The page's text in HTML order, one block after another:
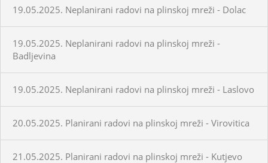
19.05.2025. Neplanirani radovi na plinskoj mreži - Dolac
19.05.2025. Neplanirani radovi na plinskoj mreži -
Badljevina
19.05.2025. Neplanirani radovi na plinskoj mreži - Laslovo
20.05.2025. Planirani radovi na plinskoj mreži - Virovitica
21.05.2025. Planirani radovi na plinskoj mreži - Kutjevo